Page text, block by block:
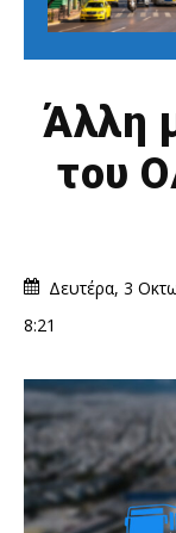
Άλλη
του
Δευτέρα, 3
8:21